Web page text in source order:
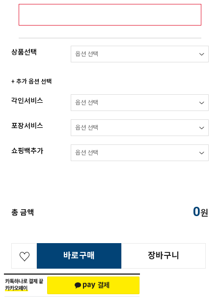
상품선택
+ 추가 옵션 선택
각인서비스
포장서비스
쇼핑백추가
총 금액 0원
바로구매 장바구니